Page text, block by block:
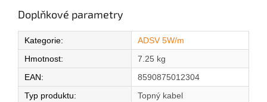
Doplňkové parametry
Kategorie:
ADSV 5W/m
Hmotnost:
7.25 kg
EAN:
8590875012304
Typ produktu:
Topný kabel